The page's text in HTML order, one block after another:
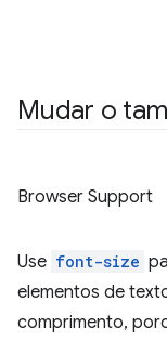
Mudar o
Browser Support
Use font-size
elementos de
comprimento,